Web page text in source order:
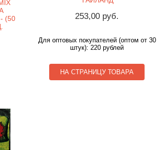
(50
253,00 руб.
Для оптовых покупателей (оптом от 30
штук): 220 рублей
НА СТРАНИЦУ ТОВАРА